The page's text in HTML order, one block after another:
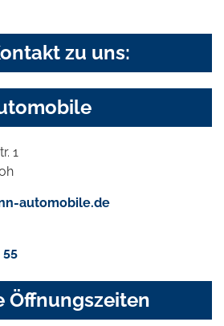
zu uns:
1
automobile.de
55
Öffnungszeiten